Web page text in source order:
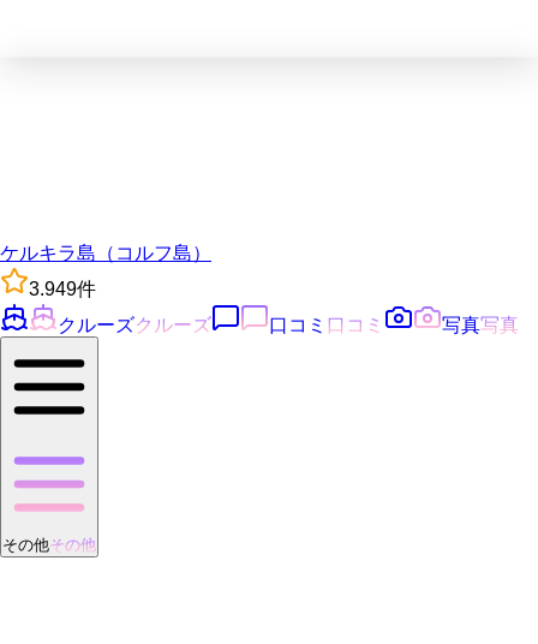
ケルキラ島（コルフ島）
3.949件
クルーズクルーズ 口コミ 口コミ 写真写真
その他その他